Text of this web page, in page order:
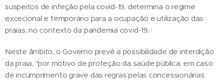
suspeitos de infeção pela covid-19, determina o regime
excecional e temporário para a ocupação e utilização das
praias, no contexto da pandemia covid-19.
Neste âmbito, o Governo prevê a possibilidade de interdição
da praia, "por motivo de proteção da saúde pública, em caso
de incumprimento grave das regras pelas concessionárias